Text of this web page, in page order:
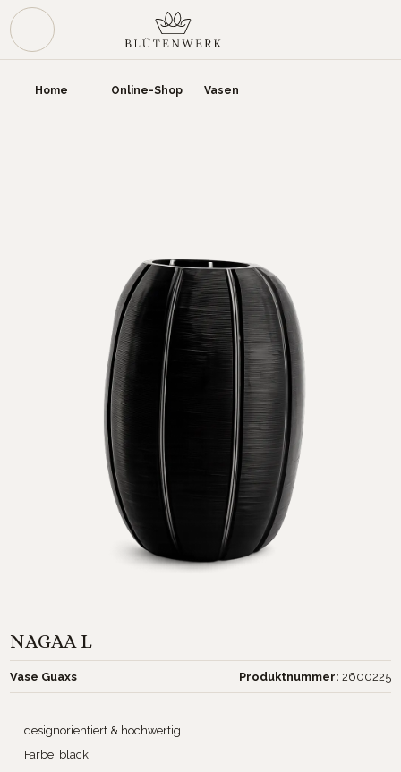
Zum Hauptinhalt springen
Home Online-Shop Vasen
NAGAA L
Vase Guaxs Produktnummer: 2600225
designorientiert & hochwertig
Farbe: black